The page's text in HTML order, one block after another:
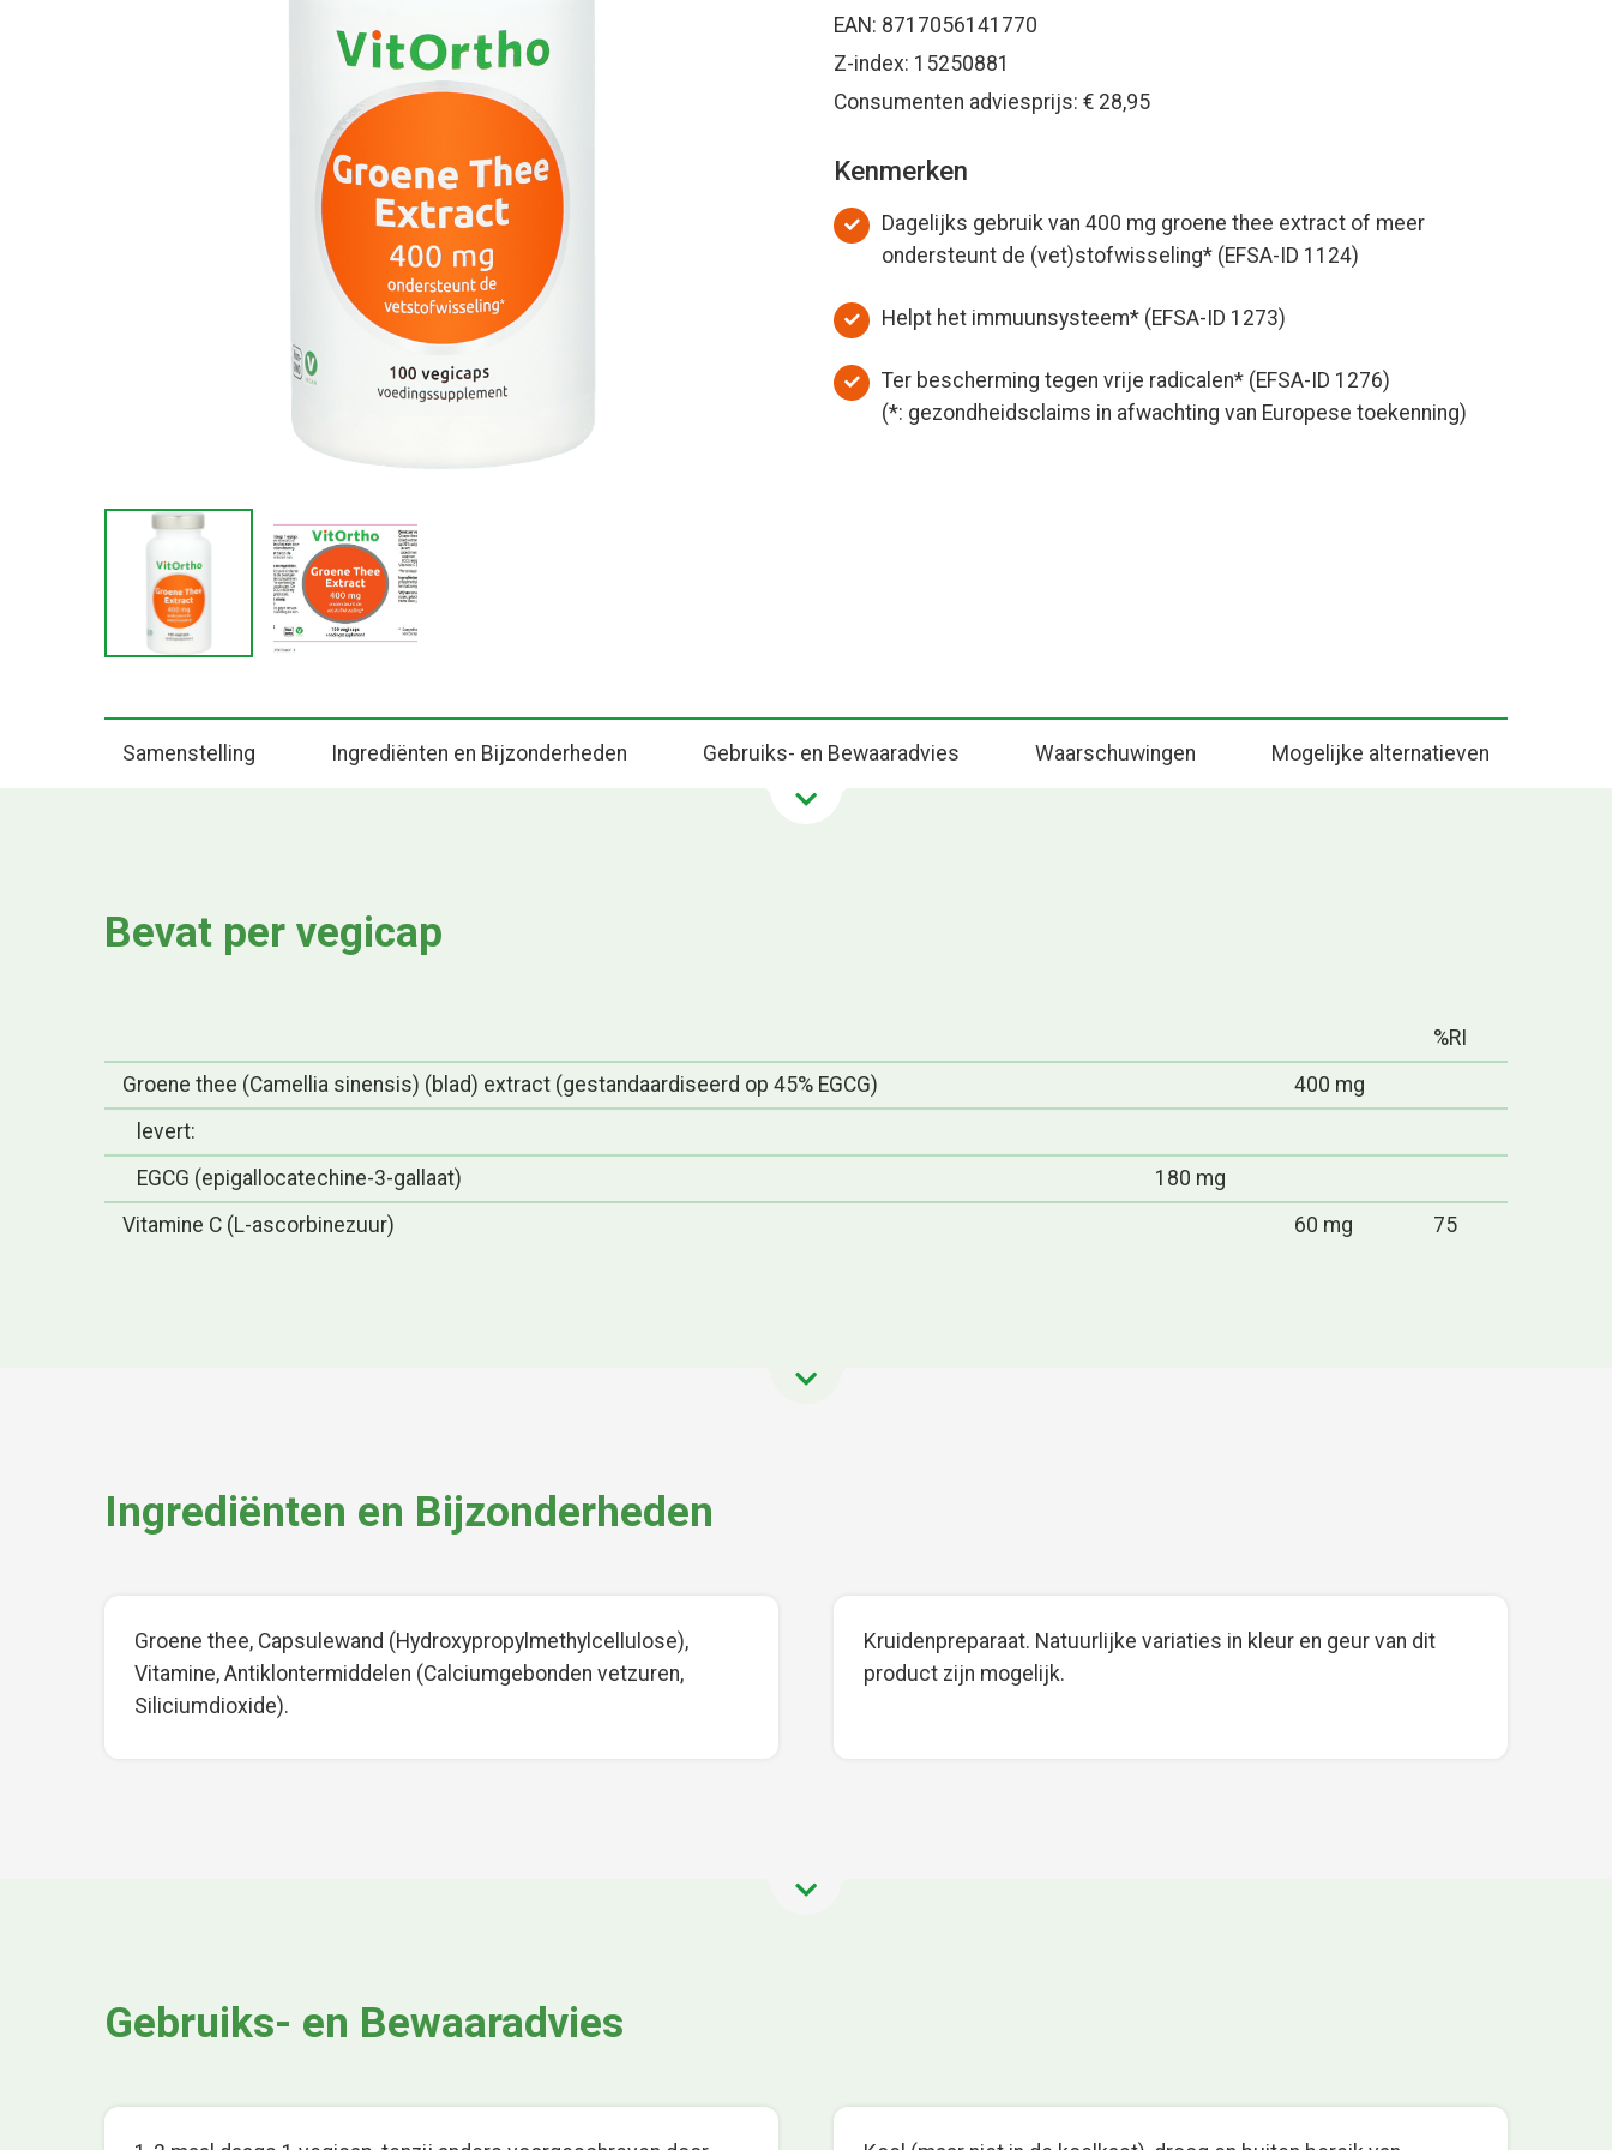
EAN: 8717056141770
Z-index: 15250881
Consumenten adviesprijs: € 28,95
Kenmerken
Dagelijks gebruik van 400 mg groene thee extract of meer
ondersteunt de (vet)stofwisseling* (EFSA-ID 1124)
Helpt het immuunsysteem* (EFSA-ID 1273)
Ter bescherming tegen vrije radicalen* (EFSA-ID 1276)
(*: gezondheidsclaims in afwachting van Europese toekenning)
Samenstelling Ingrediënten en Bijzonderheden Gebruiks- en Bewaaradvies Waarschuwingen Mogelijke alternatieven
Bevat per vegicap
%RI
Groene thee (Camellia sinensis) (blad) extract (gestandaardiseerd op 45% EGCG)
400 mg
levert:
EGCG (epigallocatechine-3-gallaat)
180 mg
Vitamine C (L-ascorbinezuur)
60 mg 75
Ingrediënten en Bijzonderheden
Groene thee, Capsulewand (Hydroxypropylmethylcellulose),
Vitamine, Antiklontermiddelen (Calciumgebonden vetzuren,
Siliciumdioxide).
Kruidenpreparaat. Natuurlijke variaties in kleur en geur van dit
product zijn mogelijk.
Gebruiks- en Bewaaradvies